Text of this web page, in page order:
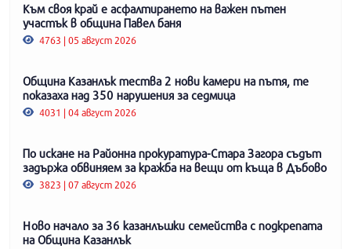
Към своя край е асфалтирането на важен пътен
участък в община Павел баня
4763 | 05 август 2026
Община Казанлък тества 2 нови камери на пътя, те
показаха над 350 нарушения за седмица
4031 | 04 август 2026
По искане на Районна прокуратура-Стара Загора съдът
задържа обвиняем за кражба на вещи от къща в Дъбово
3823 | 07 август 2026
Ново начало за 36 казанлъшки семейства с подкрепата
на Община Казанлък